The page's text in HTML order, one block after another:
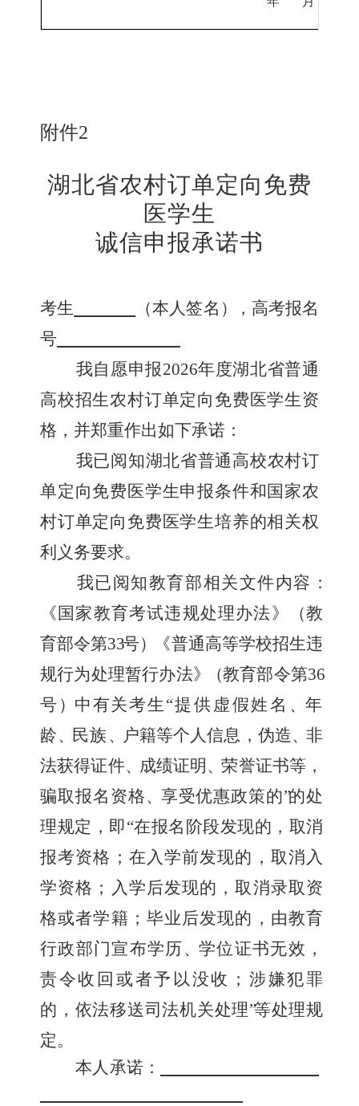
附件2
湖北省农村订单定向免费
医学生
诚信申报承诺书
考生 （本人签名 ）
，高考报名
号
我自愿申报2026年度湖北省普通
高校招生农村订单定向免费 医学生资
格，并郑重作出如下承诺：
我已阅知湖北省普通高校农村订
单定向免费医学生申报条件和国家农
村订单定向免费医学生培养的相关权
利义务要求。
我已阅知教育部相关文件内容 ：
《 国家教育考试违规处理办法》 （教
育部令第33号）
《普通高等学校招生违
规行为处理暂行办法》 （教育部令第36
号 ） 中有关考生“提供虚假姓名 、年
龄、 民族 、 户籍等个人信息，伪造、 非
法获得证件、 成绩证明 、荣誉证书等，
骗取报名资格、 享受优惠政策的”的处
理规定，即“在报名阶段发现的，取消
报考资格；在入学前发现的，取消入
学资格；入学后发现的，取消录取资
格或者学籍；毕业后发现的，由教育
行政部门宣布学历、学位证书无效，
责令收回或者予以没收；涉嫌犯罪
的 ， 依法移送司法机关处理”等处理规
定。
本人承诺：